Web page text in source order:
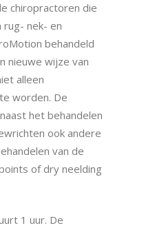
chiropractoren die
rug- nek- en
behandeld
nieuwe wijze van
alleen
worden. De
het behandelen
ook andere
van de
of dry neelding
1 uur. De